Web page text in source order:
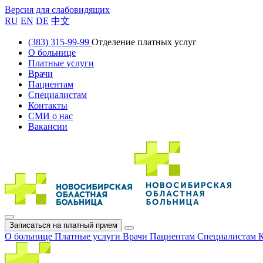
Версия для слабовидящих
RU EN DE 中文
(383) 315-99-99 Отделение платных услуг
О больнице
Платные услуги
Врачи
Пациентам
Специалистам
Контакты
СМИ о нас
Вакансии
Записаться на платный прием
О больнице Платные услуги Врачи Пациентам Специалистам